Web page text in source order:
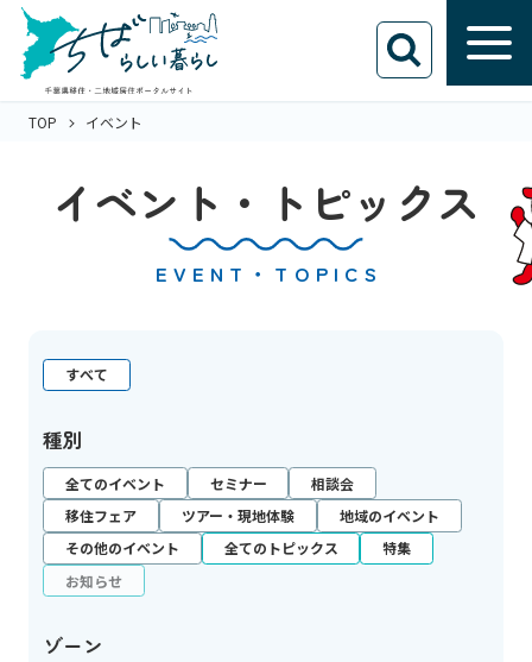
TOP イベント
イベント・トピックス
EVENT・TOPICS
すべて
種別
全てのイベント セミナー
相談会
移住フェア
ツアー・現地体験
地域のイベント
その他のイベント
全てのトピックス
特集
お知らせ
ゾーン